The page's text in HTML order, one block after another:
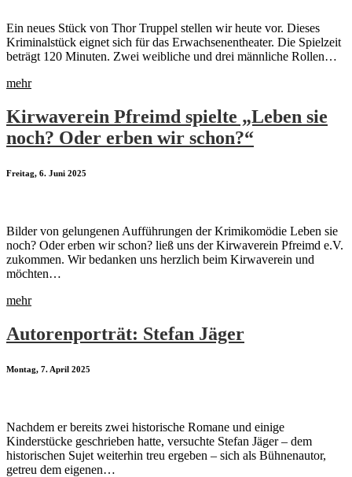
Ein neues Stück von Thor Truppel stellen wir heute vor. Dieses
Kriminalstück eignet sich für das Erwachsenentheater. Die Spielzeit
beträgt 120 Minuten. Zwei weibliche und drei männliche Rollen…
mehr
Kirwaverein Pfreimd spielte „Leben sie
noch? Oder erben wir schon?“
Freitag, 6. Juni 2025
Bilder von gelungenen Aufführungen der Krimikomödie Leben sie
noch? Oder erben wir schon? ließ uns der Kirwaverein Pfreimd e.V.
zukommen. Wir bedanken uns herzlich beim Kirwaverein und
möchten…
mehr
Autorenporträt: Stefan Jäger
Montag, 7. April 2025
Nachdem er bereits zwei historische Romane und einige
Kinderstücke geschrieben hatte, versuchte Stefan Jäger – dem
historischen Sujet weiterhin treu ergeben – sich als Bühnenautor,
getreu dem eigenen…